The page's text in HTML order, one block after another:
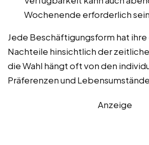
Wochenende erforderlich
Jede Beschäftigungsform hat
Nachteile hinsichtlich der
die Wahl hängt oft von den
Präferenzen und
Anzeige